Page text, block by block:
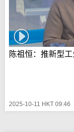
陈祖恒：推新型
2025-10-11 HKT 09:46